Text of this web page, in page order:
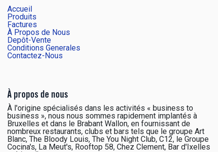
Accueil
Produits
Factures
À Propos de Nous
Depôt-Vente
Conditions Generales
Contactez-Nous
À propos de nous
À l'origine spécialisés dans les activités « business to
business », nous nous sommes rapidement implantés à
Bruxelles et dans le Brabant Wallon, en fournissant de
nombreux restaurants, clubs et bars tels que le groupe Art
Blanc, The Bloody Louis, The You Night Club, C12, le Groupe
Cocina's, La Meut's, Rooftop 58, Chez Clement, Bar d'Ixelles